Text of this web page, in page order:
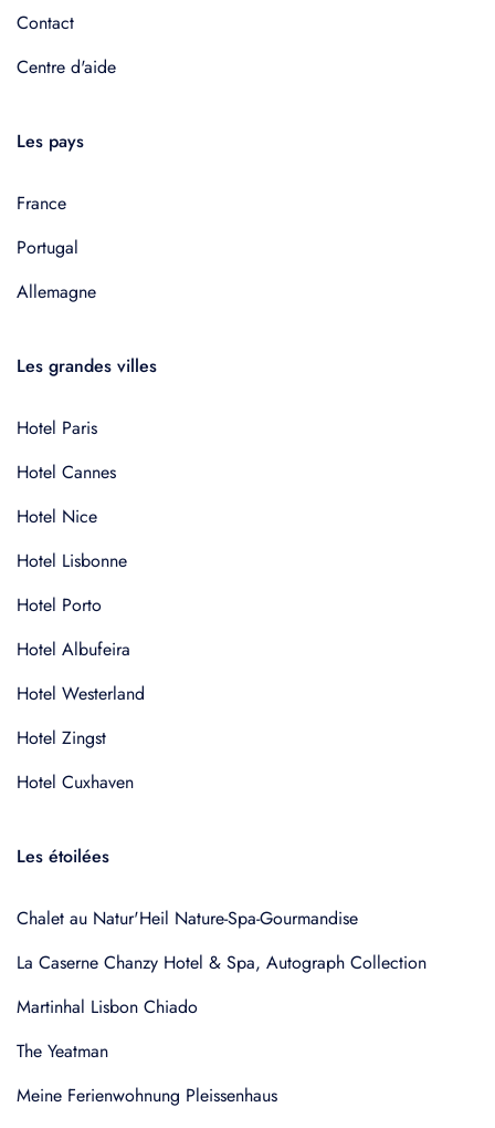
Contact
Centre d'aide
Les pays
France
Portugal
Allemagne
Les grandes villes
Hotel Paris
Hotel Cannes
Hotel Nice
Hotel Lisbonne
Hotel Porto
Hotel Albufeira
Hotel Westerland
Hotel Zingst
Hotel Cuxhaven
Les étoilées
Chalet au Natur'Heil Nature-Spa-Gourmandise
La Caserne Chanzy Hotel & Spa, Autograph Collection
Martinhal Lisbon Chiado
The Yeatman
Meine Ferienwohnung Pleissenhaus